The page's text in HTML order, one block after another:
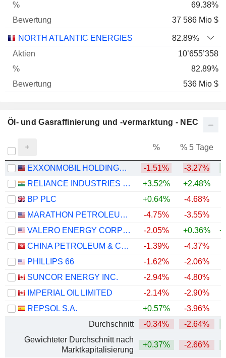
69.38%
37 586 Mio $
NORTH ATLANTIC ENERGIES
82.89%
10’655’358
82.89%
536 Mio $
Öl- und Gasraffinierung und -vermarktung - NEC
% % 5 Tage
EXXONMOBIL HOLDINGS CORPORATION -1.51% -3.27%
RELIANCE INDUSTRIES LTD
+3.52% +2.48%
BP PLC
+0.64% -4.68%
MARATHON PETROLEUM CORPORATION
-4.75% -3.55%
VALERO ENERGY CORPORATION
-2.05% +0.36%
CHINA PETROLEUM & CHEMICAL CORPORATION
-1.39% -4.37%
PHILLIPS 66
-1.62% -2.06%
SUNCOR ENERGY INC.
-2.94% -4.80%
IMPERIAL OIL LIMITED
-2.14% -2.90%
REPSOL S.A.
+0.57% -3.96%
Durchschnitt
-0.34% -2.64%
Gewichteter Durchschnitt nach
Marktkapitalisierung
+0.37% -2.66%